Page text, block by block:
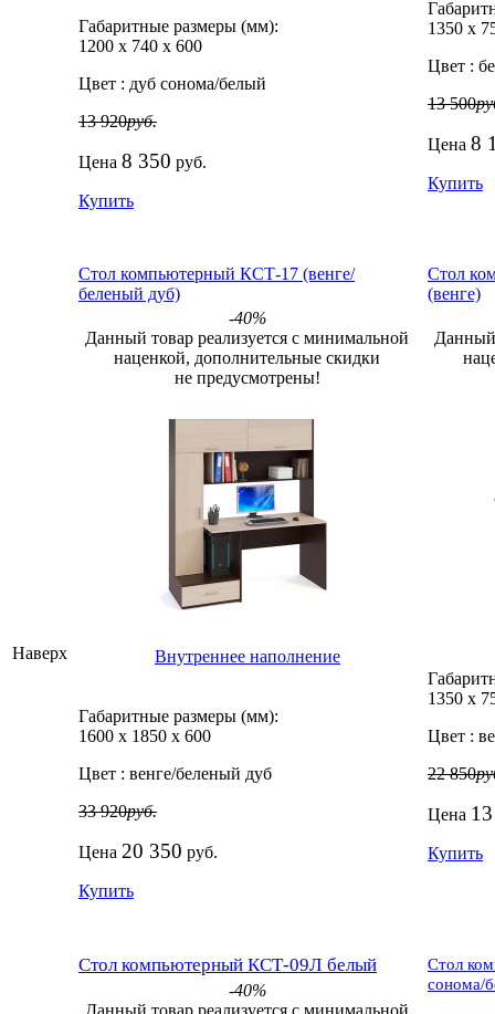
Наверх
Габаритные размеры (мм):
1200 х 740 х 600
Цвет : дуб сонома/белый
13 920руб.
Цена 8 350 руб.
Купить
1350 х
Цвет :
13 500
Цена 8
Купить
Стол компьютерный КСТ-17 (венге/
беленый дуб)
-40%
Данный товар реализуется с минимальной
наценкой, дополнительные скидки
не предусмотрены!
Внутреннее наполнение
Габаритные размеры (мм):
1600 х 1850 х 600
Цвет : венге/беленый дуб
33 920руб.
Цена 20 350 руб.
Купить
Стол
(венге)
Данный
1350 х
Цвет :
22 850
Цена
Купить
Стол компьютерный КСТ-09Л белый
-40%
Данный товар реализуется с минимальной
Стол
сонома/